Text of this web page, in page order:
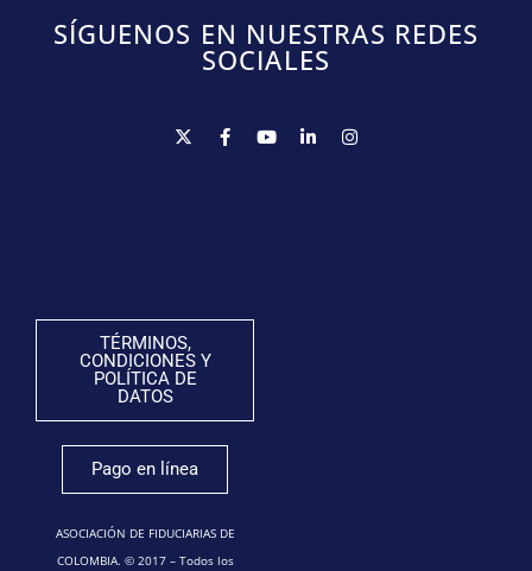
SÍGUENOS EN NUESTRAS REDES
SOCIALES
TÉRMINOS,
CONDICIONES Y
POLÍTICA DE
DATOS
Pago en línea
ASOCIACIÓN DE FIDUCIARIAS DE
COLOMBIA. © 2017 – Todos los